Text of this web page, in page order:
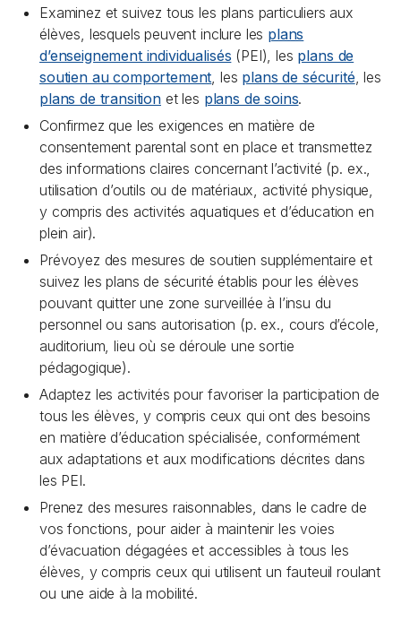
Examinez et suivez tous les plans particuliers aux
élèves, lesquels peuvent inclure les plans
d’enseignement individualisés (PEI), les plans de
soutien au comportement, les plans de sécurité, les
plans de transitionet les plans de soins.
Confirmez que les exigences en matière de
consentement parental sont en place et transmettez
des informations claires concernant l’activité (p. ex.,
utilisation d’outils ou de matériaux, activité physique,
y compris des activités aquatiques et d’éducation en
plein air).
Prévoyez des mesures de soutien supplémentaire et
suivez les plans de sécurité établis pour les élèves
pouvant quitter une zone surveillée à l’insu du
personnel ou sans autorisation (p. ex., cours d’école,
auditorium, lieu où se déroule une sortie
pédagogique).
Adaptez les activités pour favoriser la participation de
tous les élèves, y compris ceux qui ont des besoins
en matière d’éducation spécialisée, conformément
aux adaptations et aux modifications décrites dans
les PEI.
Prenez des mesures raisonnables, dans le cadre de
vos fonctions, pour aider à maintenir les voies
d’évacuation dégagées et accessibles à tous les
élèves, y compris ceux qui utilisent un fauteuil roulant
ou une aide à la mobilité.